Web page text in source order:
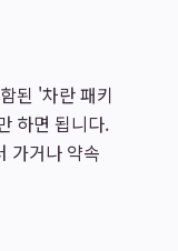
된 '차란 패키
하면 됩니다.
가거나 약속